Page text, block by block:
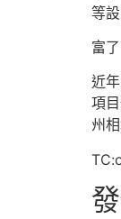
等
富
近
項
州